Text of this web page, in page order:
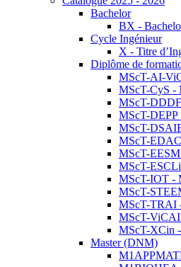
Bachelor
BX -
Cycle Ingénieur
X - Titre
Diplôme de
MScT-AI-
MScT-CyS -
MScT-
MScT-DEPP
MScT-
MScT-
MScT-
MScT-
MScT-IOT -
MScT-
MScT-TRAI
MScT-ViCAI
MScT-XCin
Master (DNM)